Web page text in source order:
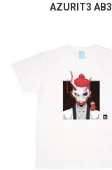
AZURIT3 AB3